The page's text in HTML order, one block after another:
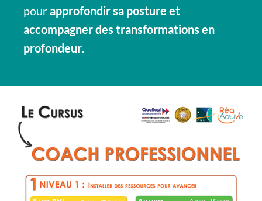
pourapprofondir sa posture et
accompagner des transformations en
profondeur.